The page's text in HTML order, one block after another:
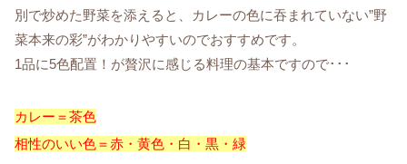
別で炒めた野菜を添えると、カレーの色に吞まれていない”野
菜本来の彩”がわかりやすいのでおすすめです。
1品に5色配置！が贅沢に感じる料理の基本ですので･･･
カレー＝茶色
相性のいい色＝赤・黄色・白・黒・緑